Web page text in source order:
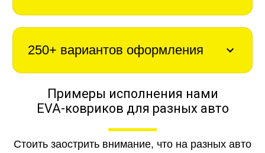
250+ вариантов оформления
Примеры исполнения нами
EVA-ковриков для разных авто
Стоить заострить внимание, что на разных авто